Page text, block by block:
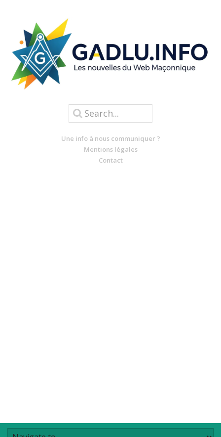
Une info à nous communiquer ?
Mentions légales
Contact